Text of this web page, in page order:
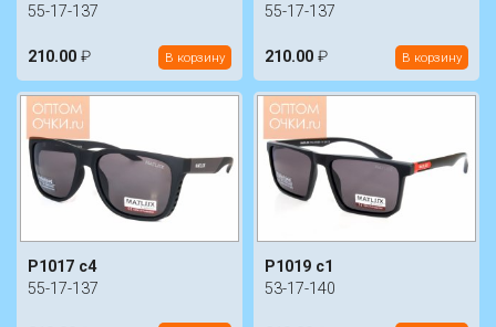
55-17-137
210.00 ₽ В корзину
55-17-137
210.00 ₽ В корзину
P1017 c4
55-17-137
P1019 c1
53-17-140